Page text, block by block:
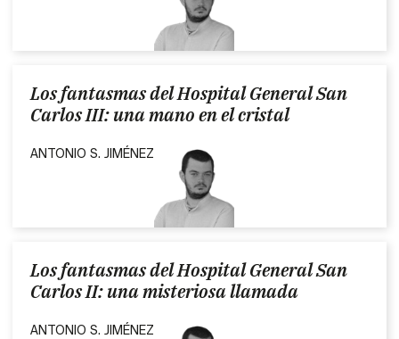
Los fantasmas del Hospital General San
Carlos III: una mano en el cristal
ANTONIO S. JIMÉNEZ
Los fantasmas del Hospital General San
Carlos II: una misteriosa llamada
ANTONIO S. JIMÉNEZ